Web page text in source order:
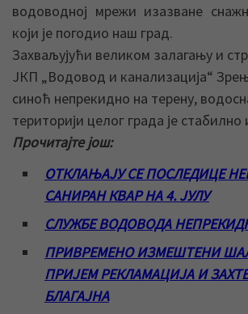
водоводној мрежи изазване
који је погодио наш град.
Захваљујући великом залагању и
ЈКП „Водовод и канализација“
синоћ непрекидно на терену,
територији целог града је стабилно
Прочитајте још:
ОТКЛАЊАЈУ СЕ ПОСЛЕДИЦЕ
САНИРАН КВАР НА 4. ЈУЛУ
СЛУЖБЕ ВОДОВОДА
ПРИВРЕМЕНО ИЗМЕШТЕНИ
ПРИЈЕМ РЕКЛАМАЦИЈА И
БЛАГАЈНА